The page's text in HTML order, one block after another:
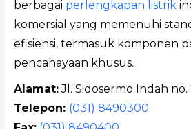
berbagai perlengkapan listrik
komersial yang memenuhi
efisiensi, termasuk komponen
pencahayaan khusus.
Alamat:Jl. Sidosermo Indah no.
Telepon: (031) 8490300